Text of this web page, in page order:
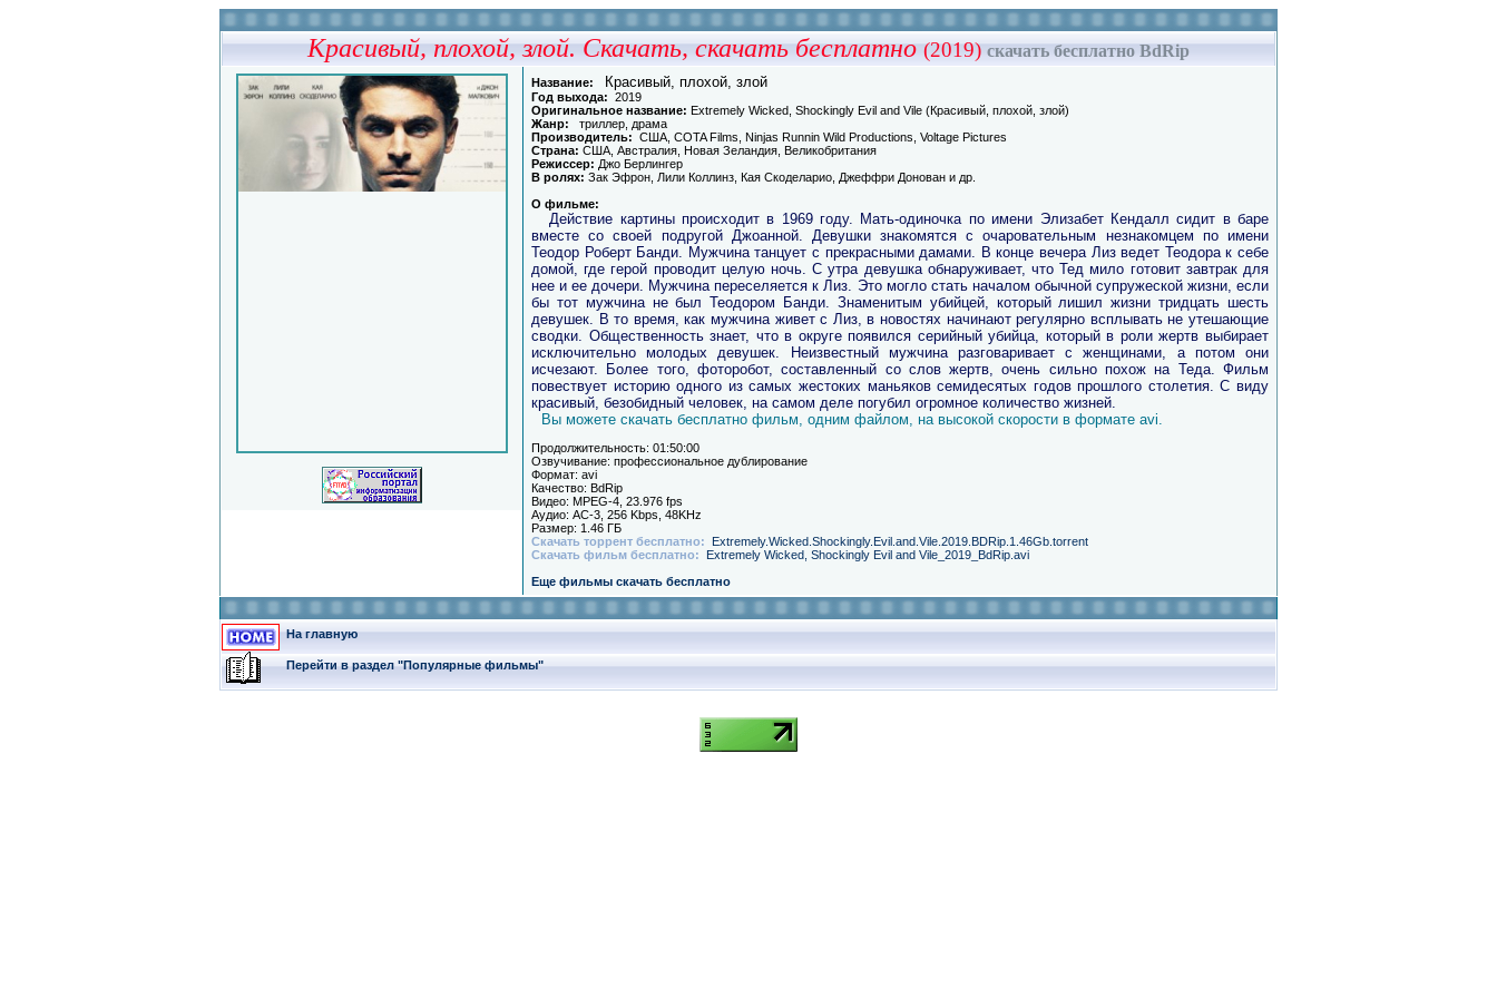
Красивый, плохой, злой. Cкачать, скачать бесплатно(2019)скачать бесплатно BdRip
Названиe: Красивый, плохой, злой
Гoд выхoда: 2019
Оригинальное названиe: Extremely Wicked, Shockingly Evil and Vile (Красивый, плохой, злой)
Жанp: триллер, драма
Производитель: США, COTA Films, Ninjas Runnin Wild Productions, Voltage Pictures
Страна: США, Австралия, Новая Зеландия, Великобритания
Режиссер: Джо Берлингер
В poлях: Зак Эфрон, Лили Коллинз, Кая Скоделарио, Джеффри Донован и др.
О фильмe:
Действие картины происходит в 1969 году. Мать-одиночка по имени Элизабет Кендалл сидит в баре
вместе со своей подругой Джоанной. Девушки знакомятся с очаровательным незнакомцем по имени
Теодор Роберт Банди. Мужчина танцует с прекрасными дамами. В конце вечера Лиз ведет Теодора к себе
домой, где герой проводит целую ночь. С утра девушка обнаруживает, что Тед мило готовит завтрак для
нее и ее дочери. Мужчина переселяется к Лиз. Это могло стать началом обычной супружеской жизни, если
бы тот мужчина не был Теодором Банди. Знаменитым убийцей, который лишил жизни тридцать шесть
девушек. В то время, как мужчина живет с Лиз, в новостях начинают регулярно всплывать не утешающие
сводки. Общественность знает, что в округе появился серийный убийца, который в роли жертв выбирает
исключительно молодых девушек. Неизвестный мужчина разговаривает с женщинами, а потом они
исчезают. Более того, фоторобот, составленный со слов жертв, очень сильно похож на Теда. Фильм
повествует историю одного из самых жестоких маньяков семидесятых годов прошлого столетия. С виду
красивый, безобидный человек, на самом деле погубил огромное количество жизней.
Вы можете скачать бесплатно фильм, одним файлом, на высокой скорости в формате avi.
Пpoдoлжитeльнoсть: 01:50:00
Озвучиваниe: профессиональное дублирование
Фopмат: avi
Качeствo: BdRip
Видео: MPEG-4, 23.976 fps
Аудио: AC-3, 256 Kbps, 48KHz
Размер: 1.46 ГБ
Скачать торрент бесплатно: Extremely.Wicked.Shockingly.Evil.and.Vile.2019.BDRip.1.46Gb.torrent
Скачать фильм бесплатно: Extremely Wicked, Shockingly Evil and Vile_2019_BdRip.avi
Еще фильмы скачать бесплатно
На главную
Перейти в раздел "Популярные фильмы"